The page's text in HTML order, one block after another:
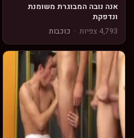
אנה נובה המבוגרת משומנת
ונדפקת
4,793 צפיות
· כוכבות